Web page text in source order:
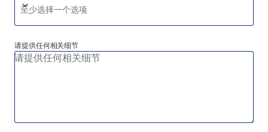
至少选择一个选项
请提供任何相关细节